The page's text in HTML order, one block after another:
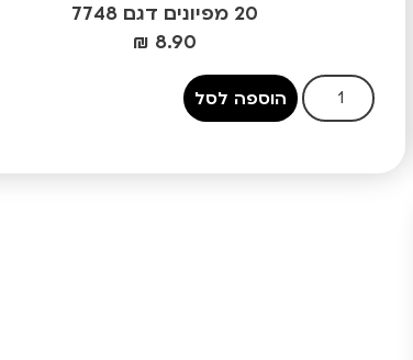
20 מפיונים דגם 7748
₪ 8.90
הוספה לסל